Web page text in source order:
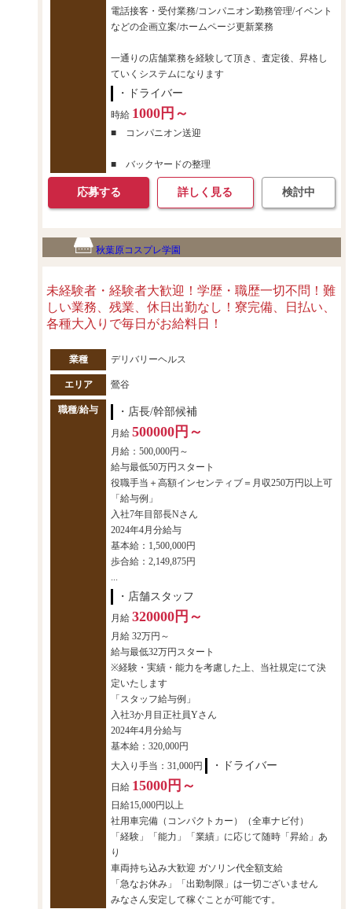
電話接客・受付業務/コンパニオン勤務管理/イベント
などの企画立案/ホームページ更新業務
一通りの店舗業務を経験して頂き、査定後、昇格し
ていくシステムになります
・ドライバー
時給 1000円～
■ コンパニオン送迎
■ バックヤードの整理
応募する 詳しく見る 検討中
秋葉原コスプレ学園
未経験者・経験者大歓迎！学歴・職歴一切不問！難
しい業務、残業、休日出勤なし！寮完備、日払い、
各種大入りで毎日がお給料日！
業種 デリバリーヘルス
エリア 鶯谷
職種/給与 ・店長/幹部候補
月給 500000円～
月給：500,000円～
給与最低50万円スタート
役職手当＋高額インセンティブ＝月収250万円以上可
「給与例」
入社7年目部長Nさん
2024年4月分給与
基本給：1,500,000円
歩合給：2,149,875円
...
・店舗スタッフ
月給 320000円～
月給 32万円～
給与最低32万円スタート
※経験・実績・能力を考慮した上、当社規定にて決
定いたします
「スタッフ給与例」
入社3か月目正社員Yさん
2024年4月分給与
基本給：320,000円
大入り手当：31,000円
・ドライバー
日給 15000円～
日給15,000円以上
社用車完備（コンパクトカー）（全車ナビ付）
「経験」「能力」「業績」に応じて随時「昇給」あ
り
車両持ち込み大歓迎 ガソリン代全額支給
「急なお休み」「出勤制限」は一切ございません
みなさん安定して稼ぐことが可能です。